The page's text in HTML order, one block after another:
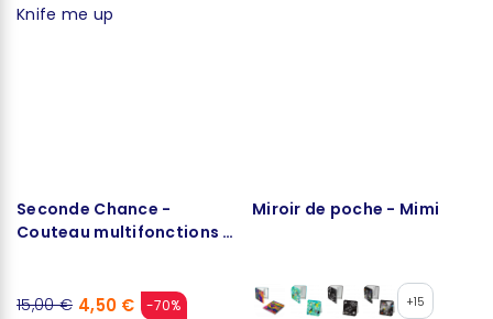
Seconde Chance -
Couteau multifonctions -
15,00 € 4,50 € -70%
Miroir de poche - Mimi
+15